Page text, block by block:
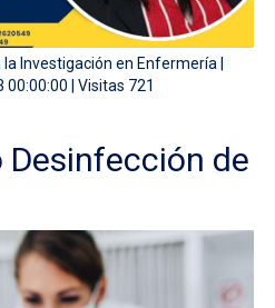
Investigación en Enfermería |
| Visitas 721
de